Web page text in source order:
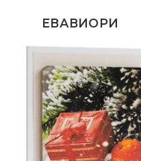
ЕВАВИОРИ